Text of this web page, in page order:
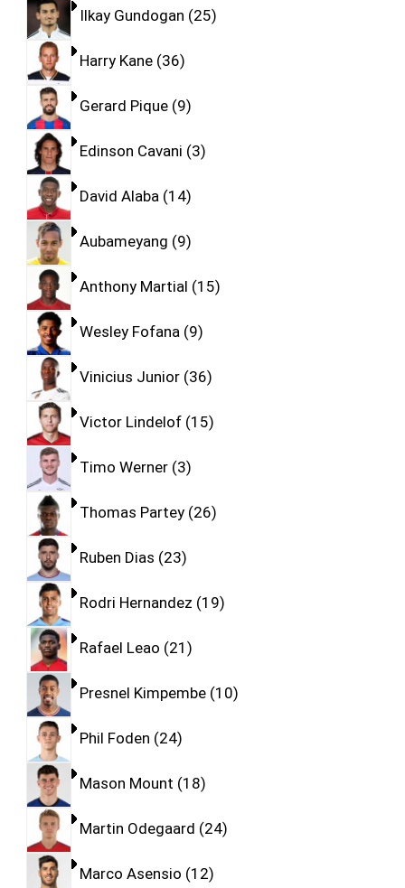
Ilkay Gundogan 25
Harry Kane 36
Gerard Pique 9
Edinson Cavani 3
David Alaba 14
Aubameyang 9
Anthony Martial 15
Wesley Fofana 9
Vinicius Junior 36
Victor Lindelof 15
Timo Werner 3
Thomas Partey 26
Ruben Dias 23
Rodri Hernandez 19
Rafael Leao 21
Presnel Kimpembe 10
Phil Foden 24
Mason Mount 18
Martin Odegaard 24
Marco Asensio 12